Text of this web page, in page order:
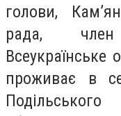
голови,
рада, член
Всеукраїнське
проживає в